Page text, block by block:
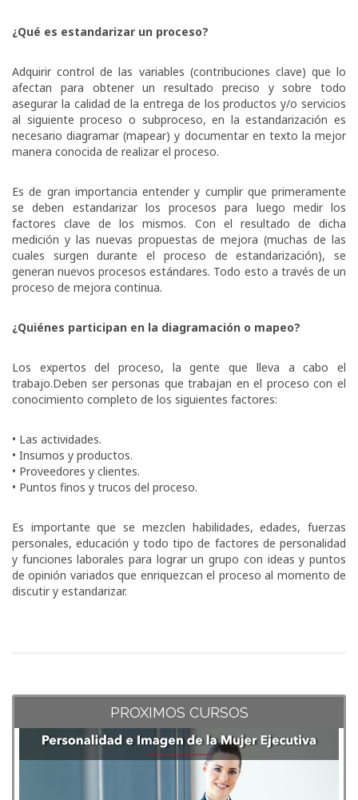
¿Qué es estandarizar un proceso?
Adquirir control de las variables (contribuciones clave) que lo
afectan para obtener un resultado preciso y sobre todo
asegurar la calidad de la entrega de los productos y/o servicios
al siguiente proceso o subproceso, en la estandarización es
necesario diagramar (mapear) y documentar en texto la mejor
manera conocida de realizar el proceso.
Es de gran importancia entender y cumplir que primeramente
se deben estandarizar los procesos para luego medir los
factores clave de los mismos. Con el resultado de dicha
medición y las nuevas propuestas de mejora (muchas de las
cuales surgen durante el proceso de estandarización), se
generan nuevos procesos estándares. Todo esto a través de un
proceso de mejora continua.
¿Quiénes participan en la diagramación o mapeo?
Los expertos del proceso, la gente que lleva a cabo el
trabajo.Deben ser personas que trabajan en el proceso con el
conocimiento completo de los siguientes factores:
• Las actividades.
• Insumos y productos.
• Proveedores y clientes.
• Puntos finos y trucos del proceso.
Es importante que se mezclen habilidades, edades, fuerzas
personales, educación y todo tipo de factores de personalidad
y funciones laborales para lograr un grupo con ideas y puntos
de opinión variados que enriquezcan el proceso al momento de
discutir y estandarizar.
PROXIMOS CURSOS